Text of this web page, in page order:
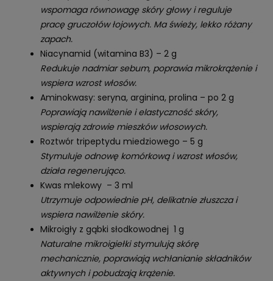
wspomaga równowagę skóry głowy i reguluje
pracę gruczołów łojowych. Ma świeży, lekko różany
zapach.
Niacynamid (witamina B3) – 2 g
Redukuje nadmiar sebum, poprawia mikrokrążenie i
wspiera wzrost włosów.
Aminokwasy: seryna, arginina, prolina – po 2 g
Poprawiają nawilżenie i elastyczność skóry,
wspierają zdrowie mieszków włosowych.
Roztwór tripeptydu miedziowego – 5 g
Stymuluje odnowę komórkową i wzrost włosów,
działa regenerująco.
Kwas mlekowy – 3 ml
Utrzymuje odpowiednie pH, delikatnie złuszcza i
wspiera nawilżenie skóry.
Mikroigły z gąbki słodkowodnej 1 g
Naturalne mikroigiełki stymulują skórę
mechanicznie, poprawiają wchłanianie składników
aktywnych i pobudzają krążenie.